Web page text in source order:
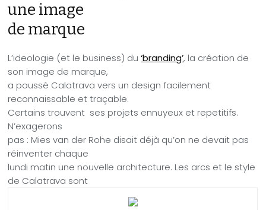
une image
de marque
L’ideologie (et le business) du‘branding’, la création de
son image de marque,
a poussé Calatrava vers un design facilement
reconnaissable et traçable.
Certains trouvent ses projets ennuyeux et repetitifs.
N’exagerons
pas : Mies van der Rohe disait déjà qu’on ne devait pas
réinventer chaque
lundi matin une nouvelle architecture. Les arcs et le style
de Calatrava sont